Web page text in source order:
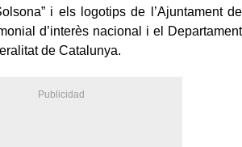
i els logotips de l’Ajuntament de
d’interès nacional i el Departament
de Catalunya.